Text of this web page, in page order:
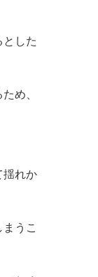
した
め、
れか
うこ